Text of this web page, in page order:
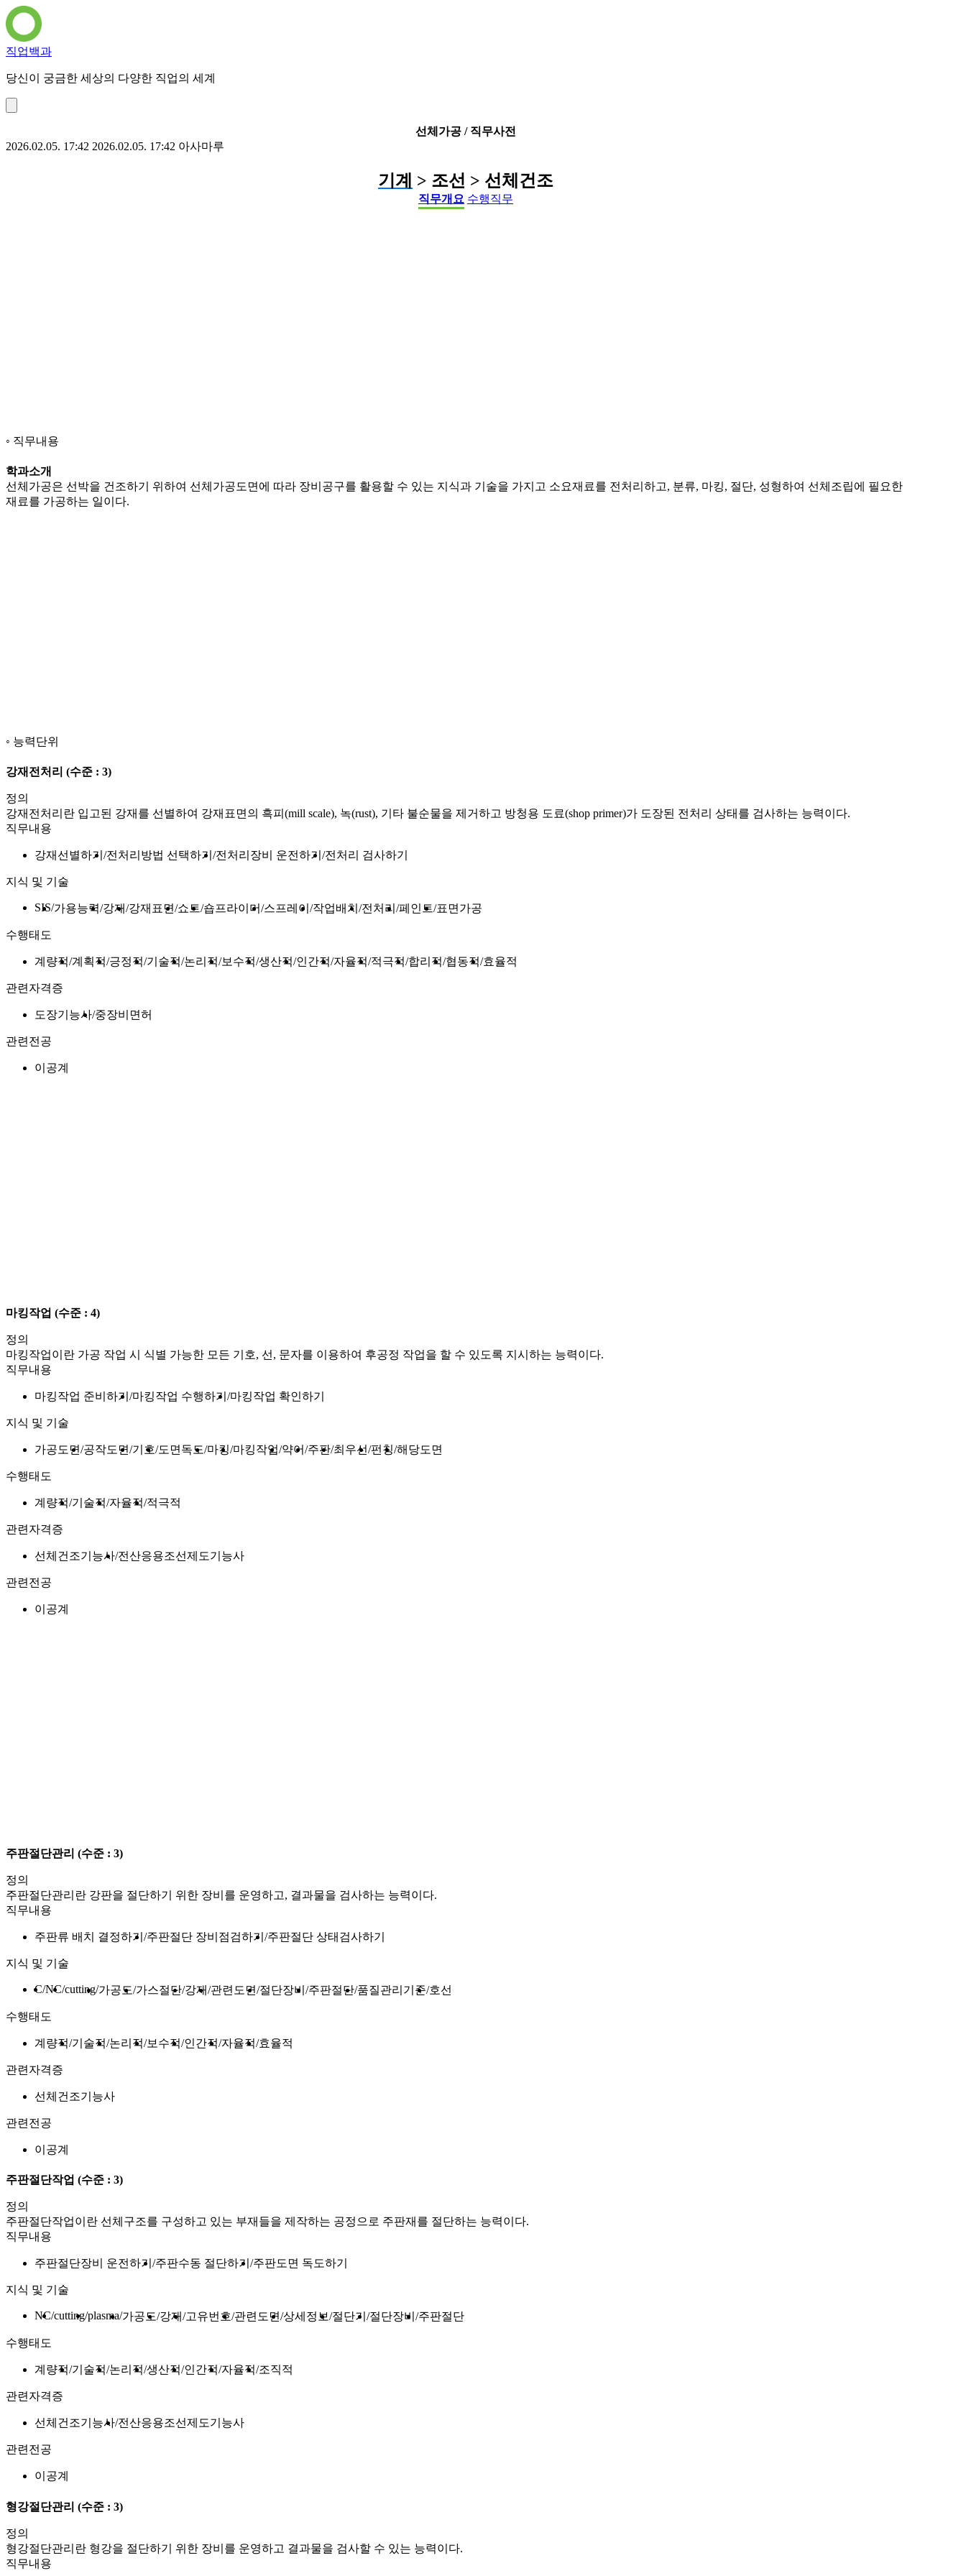
직업백과
당신이 궁금한 세상의 다양한 직업의 세계
선체가공 / 직무사전
2026.02.05. 17:42 2026.02.05. 17:42 아사마루
기계 > 조선 > 선체건조
직무개요 수행직무
직무내용
학과소개
선체가공은 선박을 건조하기 위하여 선체가공도면에 따라 장비공구를 활용할 수 있는 지식과 기술을 가지고 소요재료를 전처리하고, 분류, 마킹, 절단, 성형하여 선체조립에 필요한
재료를 가공하는 일이다.
능력단위
강재전처리 (수준 : 3)
정의
강재전처리란 입고된 강재를 선별하여 강재표면의 흑피(mill scale), 녹(rust), 기타 불순물을 제거하고 방청용 도료(shop primer)가 도장된 전처리 상태를 검사하는 능력이다.
직무내용
강재선별하기 전처리방법 선택하기 전처리장비 운전하기 전처리 검사하기
지식 및 기술
SIS 가용능력 강재 강재표면 쇼트 숍프라이머 스프레이 작업배치 전처리 페인트 표면가공
수행태도
계량적 계획적 긍정적 기술적 논리적 보수적 생산적 인간적 자율적 적극적 합리적 협동적 효율적
관련자격증
도장기능사 중장비면허
관련전공
이공계
마킹작업 (수준 : 4)
정의
마킹작업이란 가공 작업 시 식별 가능한 모든 기호, 선, 문자를 이용하여 후공정 작업을 할 수 있도록 지시하는 능력이다.
직무내용
마킹작업 준비하기 마킹작업 수행하기 마킹작업 확인하기
지식 및 기술
가공도면 공작도면 기호 도면독도 마킹 마킹작업 약어 주판 최우선 펀칭 해당도면
수행태도
계량적 기술적 자율적 적극적
관련자격증
선체건조기능사 전산응용조선제도기능사
관련전공
이공계
주판절단관리 (수준 : 3)
정의
주판절단관리란 강판을 절단하기 위한 장비를 운영하고, 결과물을 검사하는 능력이다.
직무내용
주판류 배치 결정하기 주판절단 장비점검하기 주판절단 상태검사하기
지식 및 기술
C NC cutting 가공도 가스절단 강재 관련도면 절단장비 주판절단 품질관리기준 호선
수행태도
계량적 기술적 논리적 보수적 인간적 자율적 효율적
관련자격증
선체건조기능사
관련전공
이공계
주판절단작업 (수준 : 3)
정의
주판절단작업이란 선체구조를 구성하고 있는 부재들을 제작하는 공정으로 주판재를 절단하는 능력이다.
직무내용
주판절단장비 운전하기 주판수동 절단하기 주판도면 독도하기
지식 및 기술
NC cutting plasma 가공도 강재 고유번호 관련도면 상세정보 절단기 절단장비 주판절단
수행태도
계량적 기술적 논리적 생산적 인간적 자율적 조직적
관련자격증
선체건조기능사 전산응용조선제도기능사
관련전공
이공계
형강절단관리 (수준 : 3)
정의
형강절단관리란 형강을 절단하기 위한 장비를 운영하고 결과물을 검사할 수 있는 능력이다.
직무내용